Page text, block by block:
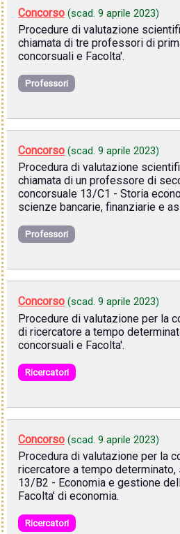
Concorso (scad. 9 aprile 2023)
Procedure di valutazione
chiamata di tre professori di
concorsuali e Facolta'.
Professori
Concorso (scad. 9 aprile 2023)
Procedura di valutazione
chiamata di un professore di
concorsuale 13/C1 - Storia
scienze bancarie, finanziarie e
Professori
Concorso (scad. 9 aprile 2023)
Procedure di valutazione per la
di ricercatore a tempo
concorsuali e Facolta'.
Ricercatori
Concorso (scad. 9 aprile 2023)
Procedura di valutazione per la
ricercatore a tempo
13/B2 - Economia e gestione
Facolta' di economia.
Ricercatori